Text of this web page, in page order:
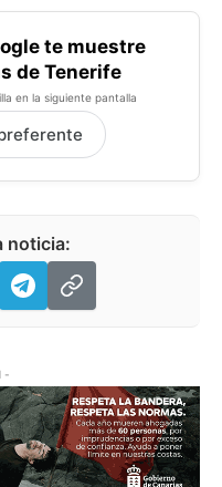
te muestre
de Tenerife
en la siguiente pantalla
noticia:
-